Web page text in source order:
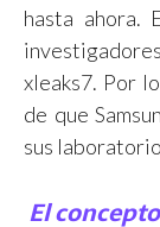
hasta ahora.
xleaks7. Por
de que
sus
El